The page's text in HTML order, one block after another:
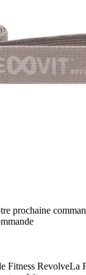
prochaine
RevolveLa